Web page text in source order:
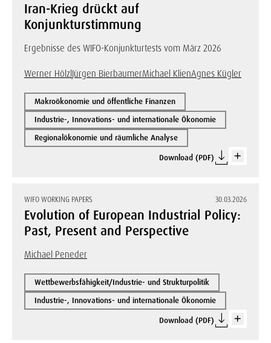
Iran-Krieg drückt auf
Konjunkturstimmung
Ergebnisse des WIFO-Konjunkturtests vom März 2026
Werner HölzlJürgen BierbaumerMichael KlienAgnes Kügler
Makroökonomie und öffentliche Finanzen
Industrie-, Innovations- und internationale Ökonomie
Regionalökonomie und räumliche Analyse
Download (PDF)
WIFO WORKING PAPERS 30.03.2026
Evolution of European Industrial Policy:
Past, Present and Perspective
Michael Peneder
Wettbewerbsfähigkeit/Industrie- und Strukturpolitik
Industrie-, Innovations- und internationale Ökonomie
Download (PDF)